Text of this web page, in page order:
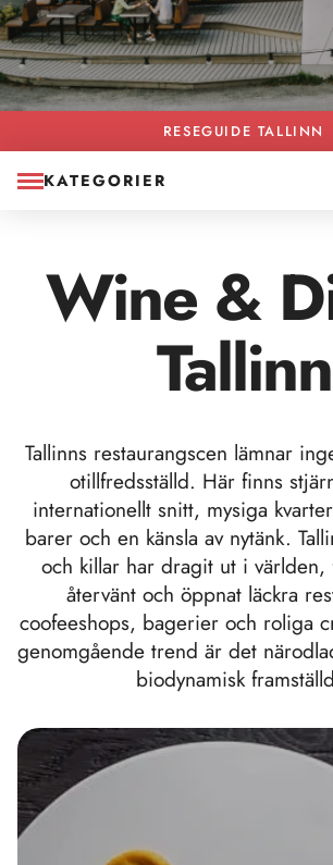
RESEGUIDE TALLINN
KATEGORIER
Wine &
Tallinn
Tallinns restaurangscen lämnar
otillfredsställd. Här finns
internationellt snitt, mysiga
barer och en känsla av nytänk.
och killar har dragit ut i världen,
återvänt och öppnat läckra
coofeeshops, bagerier och roliga
genomgående trend är det
biodynamisk